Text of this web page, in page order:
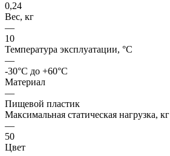
0,24
Вес, кг
—
10
Температура эксплуатации, °C
—
-30°C до +60°C
Материал
—
Пищевой пластик
Максимальная статическая нагрузка, кг
—
50
Цвет